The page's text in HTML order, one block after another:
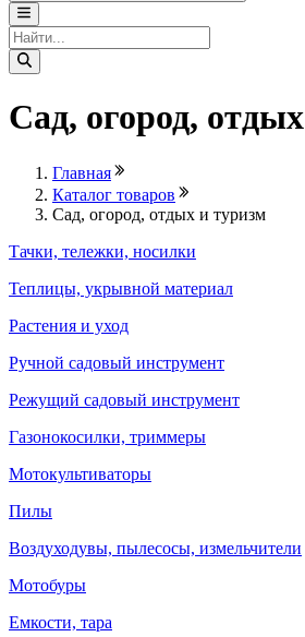
Сад, огород,
Главная
Каталог товаров
Сад, огород, отдых и туризм
Тачки, тележки, носилки
Теплицы, укрывной материал
Растения и уход
Ручной садовый инструмент
Режущий садовый инструмент
Газонокосилки, триммеры
Мотокультиваторы
Пилы
Воздуходувы, пылесосы, измельчители
Мотобуры
Емкости, тара